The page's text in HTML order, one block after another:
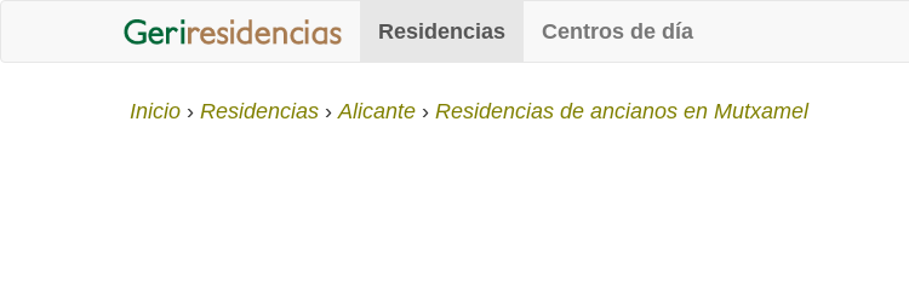
Residencias Centros de día
Inicio Residencias Alicante Residencias de ancianos en Mutxamel